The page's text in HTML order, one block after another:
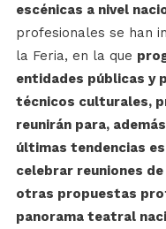
escénicas a nivel
profesionales se han
la Feria, en la que
entidades públicas y
técnicos culturales,
reunirán para,
últimas tendencias
celebrar reuniones
otras propuestas
panorama teatral